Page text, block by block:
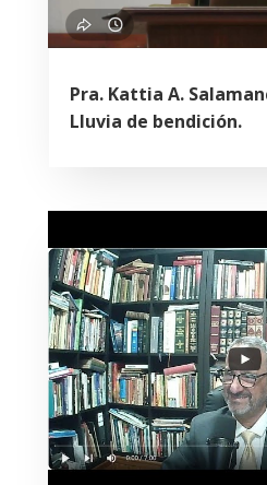
Pra. Kattia A.
Lluvia de bendición.